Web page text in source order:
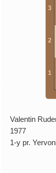
3
2
1
Valentin
1977
1-y pr.